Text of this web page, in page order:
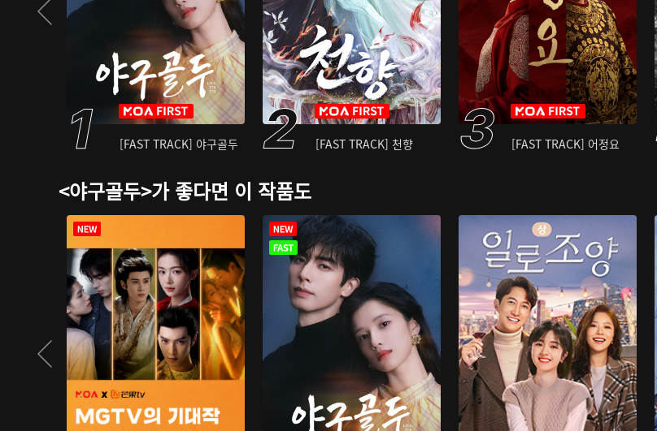
[FAST TRACK] 야구골두 [FAST TRACK] 천향 [FAST TRACK] 어정요
<야구골두>가 좋다면 이 작품도